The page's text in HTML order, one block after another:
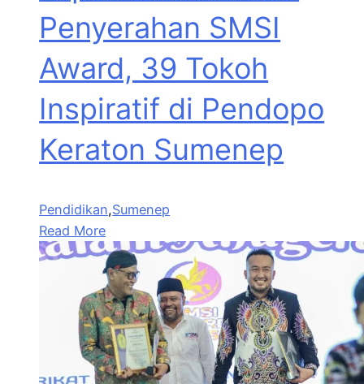
Penyerahan SMSI
Award, 39 Tokoh
Inspiratif di Pendopo
Keraton Sumenep
Pendidikan,Sumenep
Read More